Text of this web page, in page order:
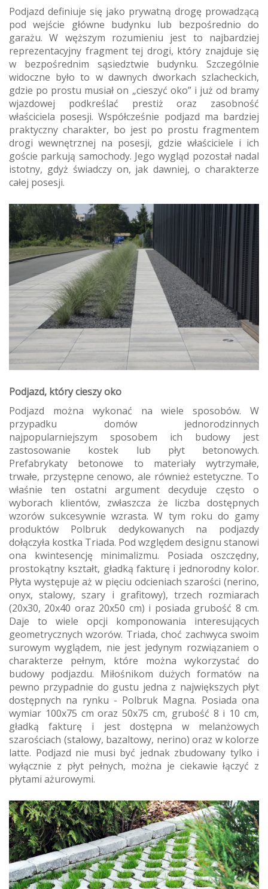
Podjazd definiuje się jako prywatną drogę prowadzącą
pod wejście główne budynku lub bezpośrednio do
garażu. W węższym rozumieniu jest to najbardziej
reprezentacyjny fragment tej drogi, który znajduje się
w bezpośrednim sąsiedztwie budynku. Szczególnie
widoczne było to w dawnych dworkach szlacheckich,
gdzie po prostu musiał on „cieszyć oko” i już od bramy
wjazdowej podkreślać prestiż oraz zasobność
właściciela posesji. Współcześnie podjazd ma bardziej
praktyczny charakter, bo jest po prostu fragmentem
drogi wewnętrznej na posesji, gdzie właściciele i ich
goście parkują samochody. Jego wygląd pozostał nadal
istotny, gdyż świadczy on, jak dawniej, o charakterze
całej posesji.
Podjazd, który cieszy oko
Podjazd można wykonać na wiele sposobów. W
przypadku domów jednorodzinnych
najpopularniejszym sposobem ich budowy jest
zastosowanie kostek lub płyt betonowych.
Prefabrykaty betonowe to materiały wytrzymałe,
trwałe, przystępne cenowo, ale również estetyczne. To
właśnie ten ostatni argument decyduje często o
wyborach klientów, zwłaszcza że liczba dostępnych
wzorów sukcesywnie wzrasta. W tym roku do gamy
produktów Polbruk dedykowanych na podjazdy
dołączyła kostka Triada. Pod względem designu stanowi
ona kwintesencję minimalizmu. Posiada oszczędny,
prostokątny kształt, gładką fakturę i jednorodny kolor.
Płyta występuje aż w pięciu odcieniach szarości (nerino,
onyx, stalowy, szary i grafitowy), trzech rozmiarach
(20x30, 20x40 oraz 20x50 cm) i posiada grubość 8 cm.
Daje to wiele opcji komponowania interesujących
geometrycznych wzorów. Triada, choć zachwyca swoim
surowym wyglądem, nie jest jedynym rozwiązaniem o
charakterze pełnym, które można wykorzystać do
budowy podjazdu. Miłośnikom dużych formatów na
pewno przypadnie do gustu jedna z największych płyt
dostępnych na rynku - Polbruk Magna. Posiada ona
wymiar 100x75 cm oraz 50x75 cm, grubość 8 i 10 cm,
gładką fakturę i jest dostępna w melanżowych
szarościach (stalowy, bazaltowy, nerino) oraz w kolorze
latte. Podjazd nie musi być jednak zbudowany tylko i
wyłącznie z płyt pełnych, można je ciekawie łączyć z
płytami ażurowymi.